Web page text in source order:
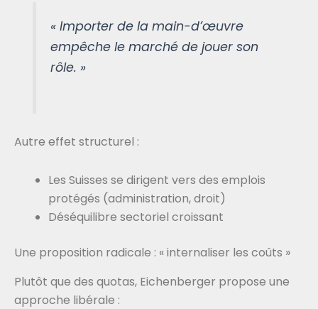
« Importer de la main-d’œuvre
empêche le marché de jouer son
rôle. »
Autre effet structurel :
Les Suisses se dirigent vers des emplois
protégés (administration, droit)
Déséquilibre sectoriel croissant
Une proposition radicale : « internaliser les coûts »
Plutôt que des quotas, Eichenberger propose une
approche libérale :